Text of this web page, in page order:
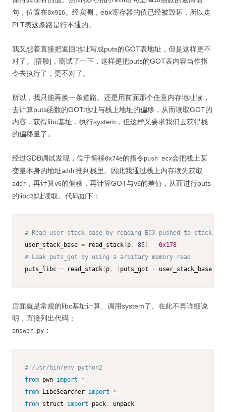
句，位置在0x916。经实测，ebx寄存器的值已经被毁坏，所以走
PLT表这条路是行不通的。
我又想着直接把返回地址写成puts的GOT表地址，但是这样更不
对了。[捂脸]，测试了一下，这样是把puts的GOT表内容当作指
令去执行了，更不对了。
所以，我只能再换一条道路。还是用前面那个任意内存地址读，
去计算puts函数的GOT地址与栈上地址的偏移，从而读取GOT的
内容，获得libc基址，执行system，但这样又要求我们去获得栈
的偏移量了。
经过GDB调试发现，位于偏移0x74e的指令push ecx会把栈上某
变量本身的地址addr推到栈里。因此我通过栈上内存读先获取
addr ，再计算v6的偏移，再计算GOT与v6的差值，从而进行puts
的libc地址读取。代码如下：
# Read user stack base by reading ECX pushed to stack at
user_stack_base = read_stack( p , 85) - 0x178
# Leak puts_got by using a arbitary memory read
puts_libc = read_stack( p , ( puts_got - user_stack_base)
后面就是常规的libc基址计算、调用system了。在此不再详细说
明，直接列出代码：
answer.py ：
#!/usr/bin/env python2
from pwn import
*
from LibcSearcher import
*
from struct import pack ,